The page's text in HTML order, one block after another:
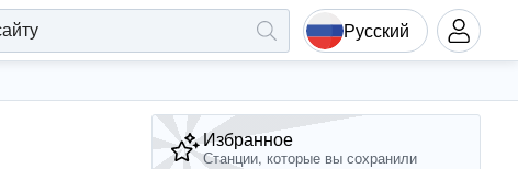
Русский
Избранное
Станции, которые вы сохранили